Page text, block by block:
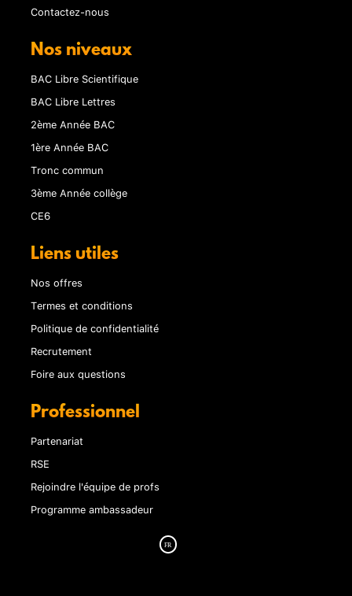
Contactez-nous
Nos niveaux
BAC Libre Scientifique
BAC Libre Lettres
2ème Année BAC
1ère Année BAC
Tronc commun
3ème Année collège
CE6
Liens utiles
Nos offres
Termes et conditions
Politique de confidentialité
Recrutement
Foire aux questions
Professionnel
Partenariat
RSE
Rejoindre l'équipe de profs
Programme ambassadeur